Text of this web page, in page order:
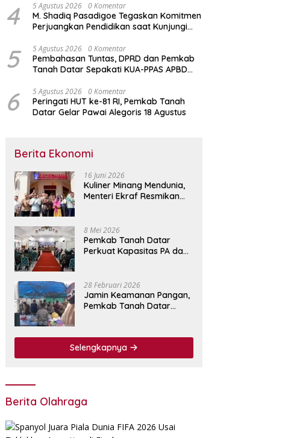
4 5 Agustus 2026 0 Komentar
M. Shadiq Pasadigoe Tegaskan Komitmen
Perjuangkan Pendidikan saat Kunjungi
5 5 Agustus 2026 0 Komentar
Pembahasan Tuntas, DPRD dan Pemkab
Tanah Datar Sepakati KUA-PPAS APBD
6 5 Agustus 2026 0 Komentar
Peringati HUT ke-81 RI, Pemkab Tanah
Datar Gelar Pawai Alegoris 18 Agustus
Berita Ekonomi
16 Juni 2026
Kuliner Minang Mendunia,
Menteri Ekraf Resmikan
8 Mei 2026
Pemkab Tanah Datar
Perkuat Kapasitas PA dan
Jasa.
28 Februari 2026
Jamin Keamanan Pangan,
Pemkab Tanah Datar
Pabukoan
Selengkapnya
Berita Olahraga